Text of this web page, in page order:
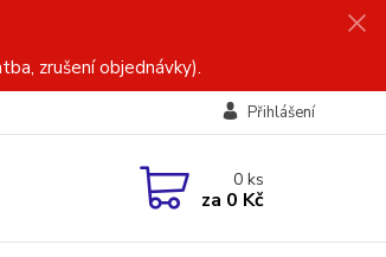
zrušení objednávky).
Přihlášení
0ks
za 0 Kč